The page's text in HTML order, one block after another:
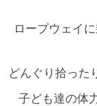
ロープウェイ
どんぐり拾った
子ども達の体